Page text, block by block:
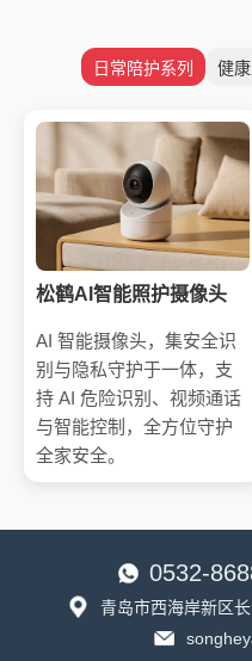
日常陪护系列 健
松鹤AI智能照护摄像头
AI 智能摄像头，集安全识
别与隐私守护于一体，支
持 AI 危险识别、视频通话
与智能控制，全方位守护
全家安全。
0532-
青岛市西海岸新区